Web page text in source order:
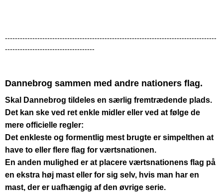
-------------------------------------------------------------------------------------
------------------------------------
Dannebrog sammen med andre nationers flag.
Skal Dannebrog tildeles en særlig fremtrædende plads.
Det kan ske ved ret enkle midler eller ved at følge de
mere officielle regler:
Det enkleste og formentlig mest brugte er simpelthen at
have to eller flere flag for værtsnationen.
En anden mulighed er at placere værtsnationens flag på
en ekstra høj mast eller for sig selv, hvis man har en
mast, der er uafhængig af den øvrige serie.